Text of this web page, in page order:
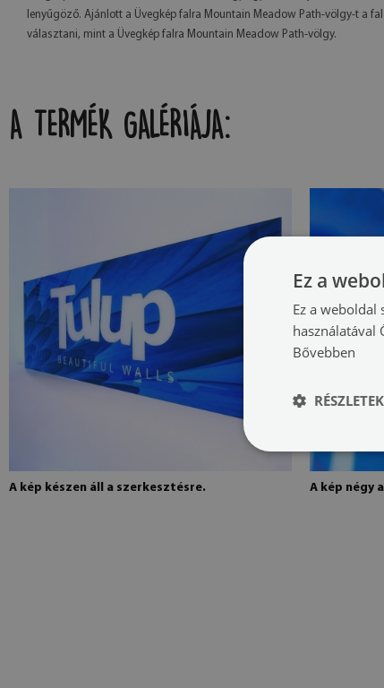
lenyűgöző. Ajánlott a Üvegkép falra Mountain Meadow Path-völgy-t a
választani, mint a Üvegkép falra Mountain Meadow Path-völgy.
A TERMÉK GALÉRIÁJA:
A kép készen áll a szerkesztésre. A kép négy
Ez a
Ez a
használatával
Bővebben